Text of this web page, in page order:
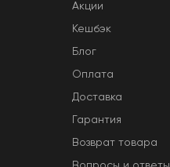
Акции
Кешбэк
Блог
Оплата
Доставка
Гарантия
Возврат товара